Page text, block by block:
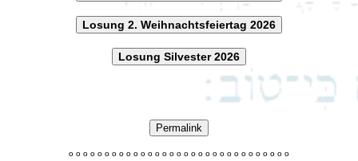
Losung 2. Weihnachtsfeiertag 2026
Losung Silvester 2026
Permalink
o o o o o o o o o o o o o o o o o o o o o o o o o o o o o o o